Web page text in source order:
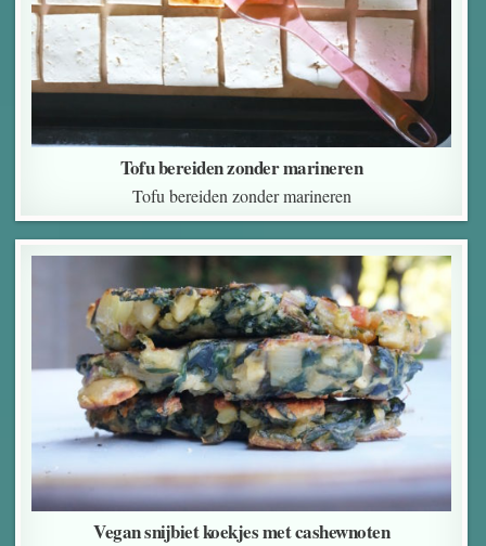
Tofu bereiden zonder marineren
Tofu bereiden zonder marineren
Vegan snijbiet koekjes met cashewnoten